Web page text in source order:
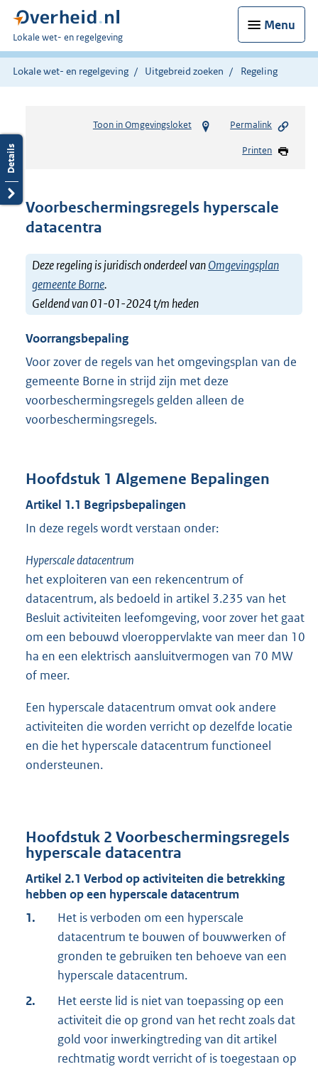
Menu
U
bent
hier:
Lokale wet- en regelgeving
Lokale wet- en regelgeving Uitgebreid zoeken Regeling
Toon in Omgevingsloket Permalink
Printen
Voorbeschermingsregels hyperscale
datacentra
Deze regeling is juridisch onderdeel vanOmgevingsplan
gemeente Borne.
Geldend van 01-01-2024 t/m heden
Voorrangsbepaling
Voor zover de regels van het omgevingsplan van de
gemeente Borne in strijd zijn met deze
voorbeschermingsregels gelden alleen de
voorbeschermingsregels.
Hoofdstuk 1 Algemene Bepalingen
Artikel 1.1 Begripsbepalingen
In deze regels wordt verstaan onder:
Hyperscale datacentrum
het exploiteren van een rekencentrum of
datacentrum, als bedoeld in artikel 3.235 van het
Besluit activiteiten leefomgeving, voor zover het gaat
om een bebouwd vloeroppervlakte van meer dan 10
ha en een elektrisch aansluitvermogen van 70 MW
of meer.
Een hyperscale datacentrum omvat ook andere
activiteiten die worden verricht op dezelfde locatie
en die het hyperscale datacentrum functioneel
ondersteunen.
Hoofdstuk 2 Voorbeschermingsregels
hyperscale datacentra
Artikel 2.1 Verbod op activiteiten die betrekking
hebben op een hyperscale datacentrum
1.
Het is verboden om een hyperscale
datacentrum te bouwen of bouwwerken of
gronden te gebruiken ten behoeve van een
hyperscale datacentrum.
2.
Het eerste lid is niet van toepassing op een
activiteit die op grond van het recht zoals dat
gold voor inwerkingtreding van dit artikel
rechtmatig wordt verricht of is toegestaan op